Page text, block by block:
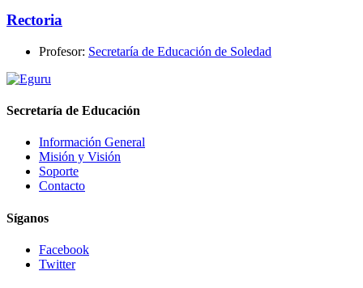
Rectoria
Profesor: Secretaría de Educación de Soledad
Secretaría de Educación
Información General
Misión y Visión
Soporte
Contacto
Síganos
Facebook
Twitter